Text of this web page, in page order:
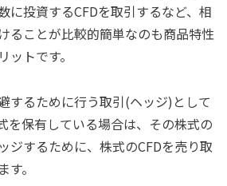
に投資するCFDを取引するなど、相
ることが比較的簡単なのも商品特性
トです。
するために行う取引(ヘッジ)として
を保有している場合は、その株式の
ジするために、株式のCFDを売り取
。